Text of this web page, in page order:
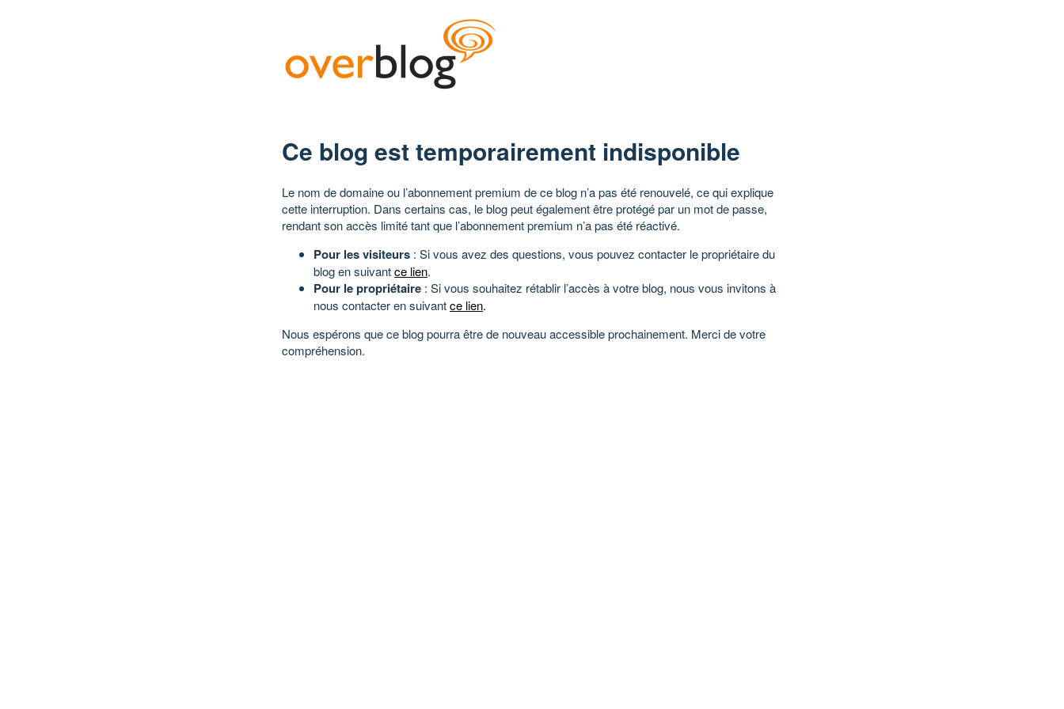
Ce blog est temporairement indisponible
Le nom de domaine ou l’abonnement premium de ce blog n’a pas été renouvelé, ce qui explique
cette interruption. Dans certains cas, le blog peut également être protégé par un mot de passe,
rendant son accès limité tant que l’abonnement premium n’a pas été réactivé.
Pour les visiteurs : Si vous avez des questions, vous pouvez contacter le propriétaire du
blog en suivantce lien.
Pour le propriétaire : Si vous souhaitez rétablir l’accès à votre blog, nous vous invitons à
nous contacter en suivantce lien.
Nous espérons que ce blog pourra être de nouveau accessible prochainement. Merci de votre
compréhension.